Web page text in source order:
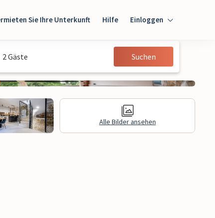
Sie Ihre Unterkunft Hilfe Einloggen
Einloggen
Gast
2 Gäste Suchen
Alle Bilder ansehen